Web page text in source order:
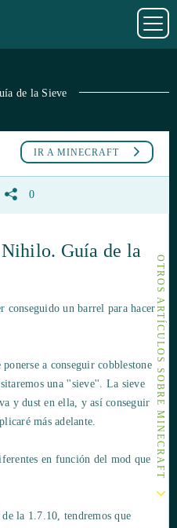
de la Sieve
OTROS ARTÍCULOS SOBRE MINECRAFT
IR A MINECRAFT
0
Guía de la
conseguido un barrel para hacer
a conseguir cobblestone
una ''sieve''. La sieve
y dust en ella, y así conseguir
más adelante.
en función del mod que
la 1.7.10, tendremos que